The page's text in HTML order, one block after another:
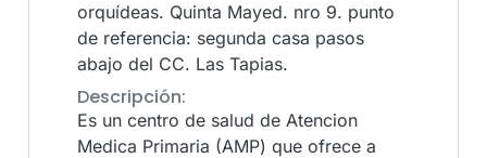
orquídeas. Quinta Mayed. nro 9. punto
de referencia: segunda casa pasos
abajo del CC. Las Tapias.
Descripción:
Es un centro de salud de Atencion
Medica Primaria (AMP) que ofrece a